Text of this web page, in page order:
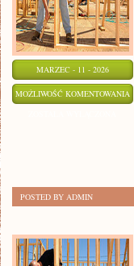
MARZEC - 11 - 2026
MOŻLIWOŚĆ KOMENTOWANIA
POSTED BY ADMIN